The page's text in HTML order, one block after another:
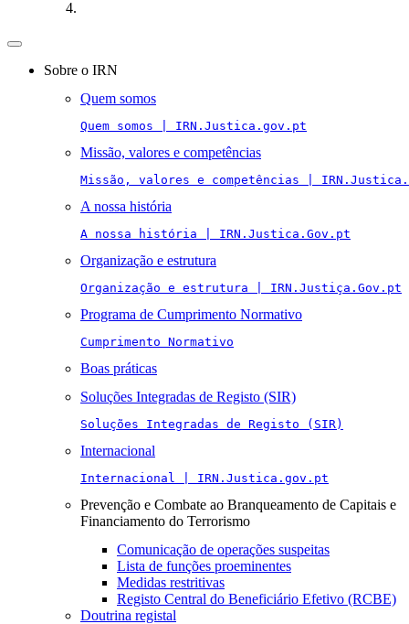
Toggle
navigationSobre o IRN
Quem somos
Quem somos | IRN.Justica.gov.pt
Missão, valores e competências
Missão, valores e competências |
A nossa história
A nossa história | IRN.Justica.Gov.pt
Organização e estrutura
Organização e estrutura | IRN.Justiça.Gov.pt
Programa de Cumprimento Normativo
Cumprimento Normativo
Boas práticas
Soluções Integradas de Registo (SIR)
Soluções Integradas de Registo (SIR)
Internacional
Internacional | IRN.Justica.gov.pt
Prevenção e Combate ao Branqueamento de Capitais e
Financiamento do Terrorismo
Comunicação de operações suspeitas
Lista de funções proeminentes
Medidas restritivas
Registo Central do Beneficiário Efetivo (RCBE)
Doutrina registal